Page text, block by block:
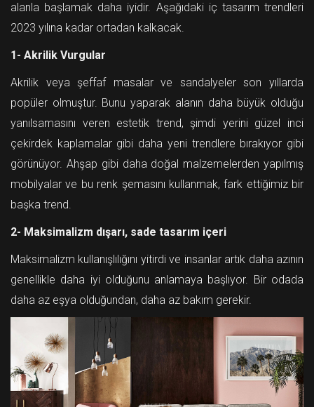
alanla başlamak daha iyidir. Aşağıdaki iç tasarım trendleri
2023 yılına kadar ortadan kalkacak.
1- Akrilik Vurgular
Akrilik veya şeffaf masalar ve sandalyeler son yıllarda
popüler olmuştur. Bunu yaparak alanın daha büyük olduğu
yanılsamasını veren estetik trend, şimdi yerini güzel inci
çekirdek kaplamalar gibi daha yeni trendlere bırakıyor gibi
görünüyor. Ahşap gibi daha doğal malzemelerden yapılmış
mobilyalar ve bu renk şemasını kullanmak, fark ettiğimiz bir
başka trend.
2- Maksimalizm dışarı, sade tasarım içeri
Maksimalizm kullanışlılığını yitirdi ve insanlar artık daha azının
genellikle daha iyi olduğunu anlamaya başlıyor. Bir odada
daha az eşya olduğundan, daha az bakım gerekir.